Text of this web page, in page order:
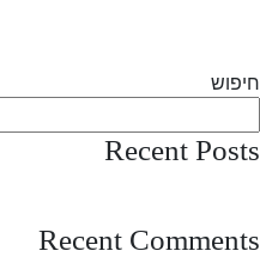
חיפוש
Recent Posts
Recent Comments